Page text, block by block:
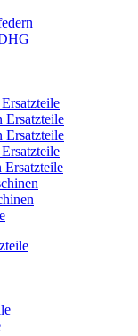
Ersatzteile
Ersatzteile
Ersatzteile